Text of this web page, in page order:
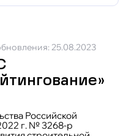
25.08.2023
Российской
г. № 3268-р